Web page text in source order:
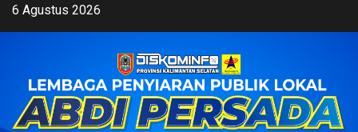
Skip6 Agustus 2026